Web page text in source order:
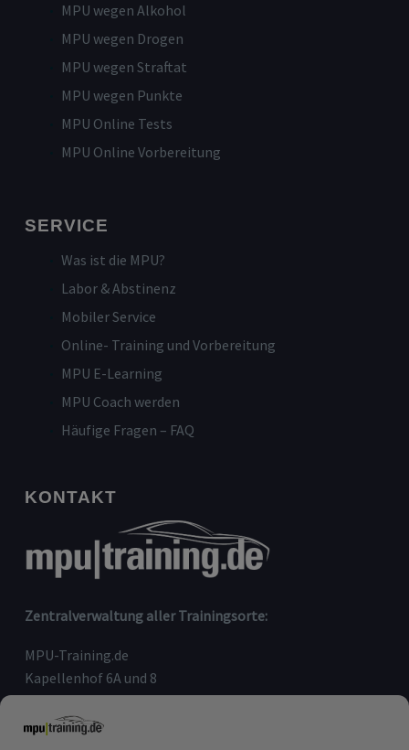
MPU wegen Alkohol
MPU wegen Drogen
MPU wegen Straftat
MPU wegen Punkte
MPU Online Tests
MPU Online Vorbereitung
SERVICE
Was ist die MPU?
Labor & Abstinenz
Mobiler Service
Online- Training und Vorbereitung
MPU E-Learning
MPU Coach werden
Häufige Fragen – FAQ
KONTAKT
Zentralverwaltung aller Trainingsorte:
MPU-Training.de
Kapellenhof 6A und 8
91207 Lauf an der Pegnitz
Telefon: 09123-80 97 090